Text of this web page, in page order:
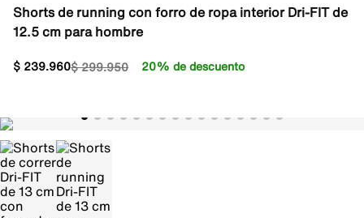
Shorts de running con forro de ropa interior Dri-FIT de
12.5 cm para hombre
$299.950
$ 239.960 20% de descuento